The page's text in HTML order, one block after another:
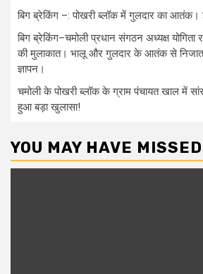
बिग ब्रेकिंग –: पोखरी ब्लॉक में गुलदार का आतंक।
बिग ब्रेकिंग–चमोली प्रधान संगठन अध्यक्ष योगिता
की मुलाकात। भालू और गुलदार के आतंक से निजात
ज्ञापन।
चमोली के पोखरी ब्लॉक के ग्राम पंचायत खाल में
हुआ बड़ा खुलासा!
YOU MAY HAVE MISSED